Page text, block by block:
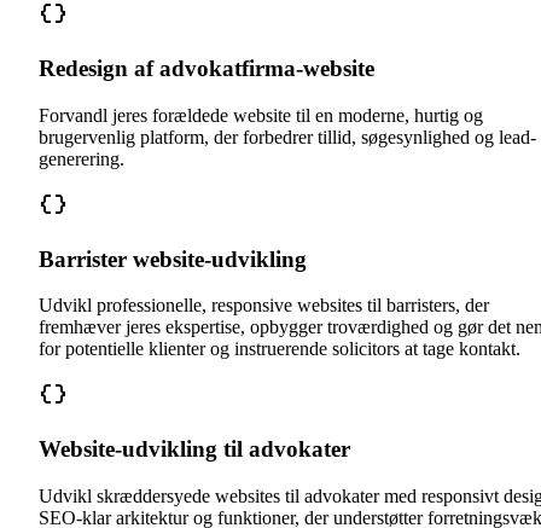
Redesign af advokatfirma-website
Forvandl jeres forældede website til en moderne, hurtig og
brugervenlig platform, der forbedrer tillid, søgesynlighed og lead-
generering.
Barrister website-udvikling
Udvikl professionelle, responsive websites til barristers, der
fremhæver jeres ekspertise, opbygger troværdighed og gør det
for potentielle klienter og instruerende solicitors at tage kontakt.
Website-udvikling til advokater
Udvikl skræddersyede websites til advokater med responsivt
SEO-klar arkitektur og funktioner, der understøtter